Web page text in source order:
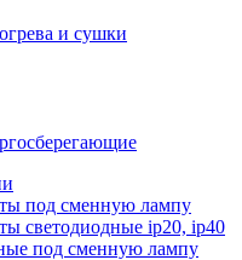
и сушки
под сменную лампу
светодиодные ip20, ip40
под сменную лампу